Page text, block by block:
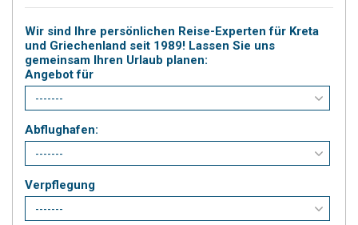
Wir sind Ihre persönlichen Reise-Experten für Kreta
und Griechenland seit 1989! Lassen Sie uns
gemeinsam Ihren Urlaub planen:
Angebot für
Abflughafen:
Verpflegung